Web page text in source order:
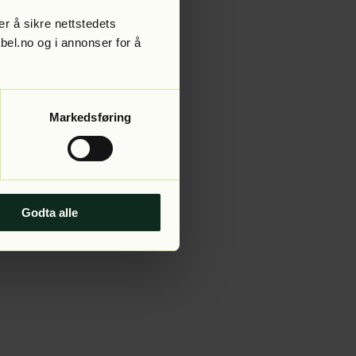
å sikre nettstedets
og i annonser for å
Markedsføring
Godta alle